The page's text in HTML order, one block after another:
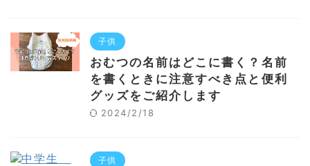
子供
おむつの名前はどこに書く？名前
を書くときに注意すべき点と便利
グッズをご紹介します
2024/2/18
子供